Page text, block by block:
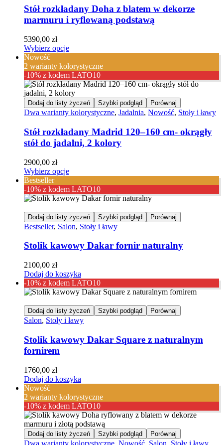
Stół rozkładany Doha z blatem w dekorze
marmuru i ryflowaną podstawą
5390,00 zł
Wybierz opcje
Nowość
2 warianty kolorystyczne
-10% z kodem LATO10
Dodaj do listy życzeń Szybki podgląd Porównaj
Dwa warianty kolorystyczne, Jadalnia, Nowość, Stoły i ławy
Stół rozkładany Madrid 120–160 cm- okrągły
stół do jadalni, 2 kolory
2900,00 zł
Wybierz opcje
Bestseller
-10% z kodem LATO10
Dodaj do listy życzeń Szybki podgląd Porównaj
Bestseller, Salon, Stoły i ławy
Stolik kawowy Dakar fornir naturalny
2100,00 zł
Dodaj do koszyka
-10% z kodem LATO10
Dodaj do listy życzeń Szybki podgląd Porównaj
Salon, Stoły i ławy
Stolik kawowy Dakar Square z naturalnym
fornirem
1760,00 zł
Dodaj do koszyka
Nowość
2 warianty kolorystyczne
-10% z kodem LATO10
Dodaj do listy życzeń Szybki podgląd Porównaj
Dwa warianty kolorystyczne Nowość Salon Stoły i ławy